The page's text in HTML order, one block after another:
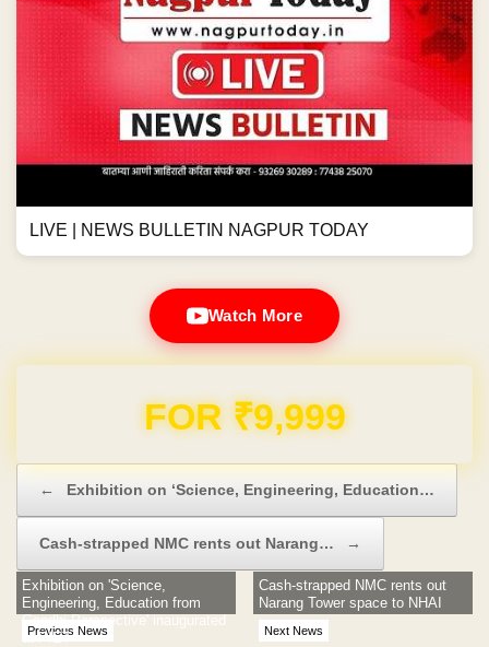
LIVE | NEWS BULLETIN NAGPUR TODAY
Watch More
Domain & Hosting FREE for 1 Year
← Exhibition on ‘Science, Engineering, Education…
Cash-strapped NMC rents out Narang… →
Previous News
Exhibition on 'Science,
Engineering, Education from
Gandhi Perspective' inaugurated
at PIET
Next News
Cash-strapped NMC rents out
Narang Tower space to NHAI